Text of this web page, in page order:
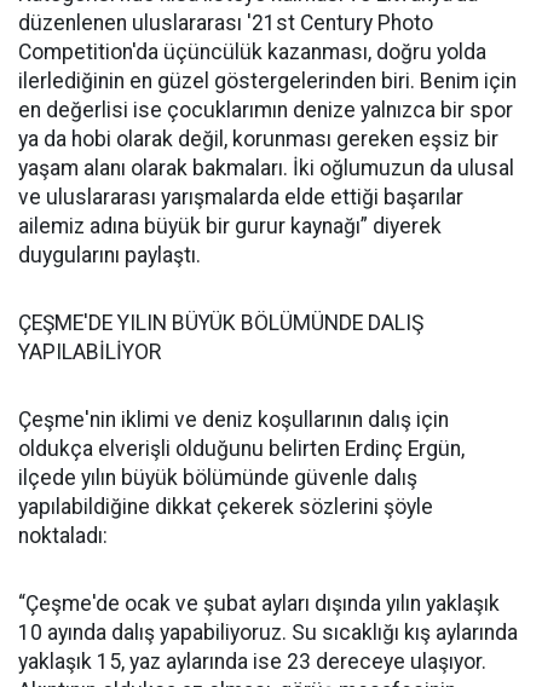
düzenlenen uluslararası '21st Century Photo
Competition'da üçüncülük kazanması, doğru yolda
ilerlediğinin en güzel göstergelerinden biri. Benim için
en değerlisi ise çocuklarımın denize yalnızca bir spor
ya da hobi olarak değil, korunması gereken eşsiz bir
yaşam alanı olarak bakmaları. İki oğlumuzun da ulusal
ve uluslararası yarışmalarda elde ettiği başarılar
ailemiz adına büyük bir gurur kaynağı” diyerek
duygularını paylaştı.
ÇEŞME'DE YILIN BÜYÜK BÖLÜMÜNDE DALIŞ
YAPILABİLİYOR
Çeşme'nin iklimi ve deniz koşullarının dalış için
oldukça elverişli olduğunu belirten Erdinç Ergün,
ilçede yılın büyük bölümünde güvenle dalış
yapılabildiğine dikkat çekerek sözlerini şöyle
noktaladı:
“Çeşme'de ocak ve şubat ayları dışında yılın yaklaşık
10 ayında dalış yapabiliyoruz. Su sıcaklığı kış aylarında
yaklaşık 15, yaz aylarında ise 23 dereceye ulaşıyor.